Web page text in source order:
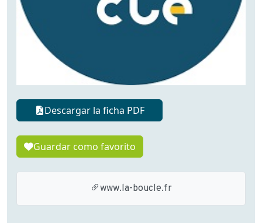
Descargar la ficha PDF
Guardar como favorito
www.la-boucle.fr